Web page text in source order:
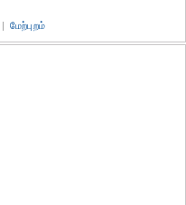
| மேற்புறம்